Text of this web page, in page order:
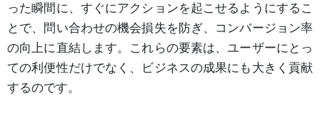
った瞬間に、すぐにアクションを起こせるようにするこ
とで、問い合わせの機会損失を防ぎ、コンバージョン率
の向上に直結します。これらの要素は、ユーザーにとっ
ての利便性だけでなく、ビジネスの成果にも大きく貢献
するのです。